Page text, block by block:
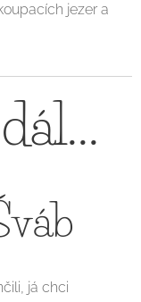
jezer a
já chci